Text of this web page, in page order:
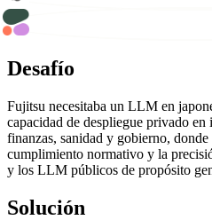
Desafío
Fujitsu necesitaba un LLM en
capacidad de despliegue privado en
finanzas, sanidad y gobierno, donde
cumplimiento normativo y la
y los LLM públicos de propósito
Solución